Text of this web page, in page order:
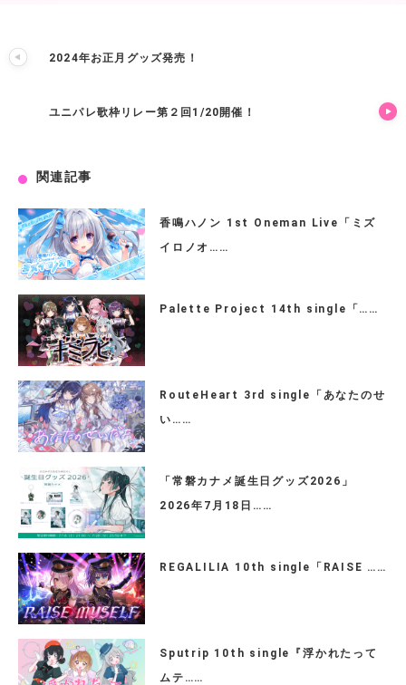
2024年お正月グッズ発売！
ユニパレ歌枠リレー第２回1/20開催！
関連記事
香鳴ハノン 1st Oneman Live「ミズ
イロノオ……
Palette Project 14th single「……
RouteHeart 3rd single「あなたのせ
い……
「常磐カナメ誕生日グッズ2026」
2026年7月18日……
REGALILIA 10th single「RAISE ……
Sputrip 10th single『浮かれたって
ムテ……